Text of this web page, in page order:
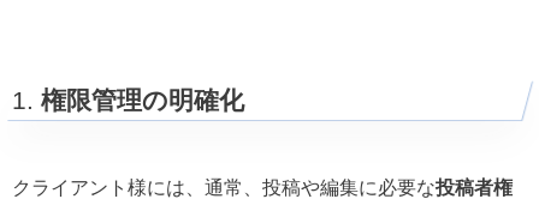
1. 権限管理の明確化
クライアント様には、通常、投稿や編集に必要な投稿者権